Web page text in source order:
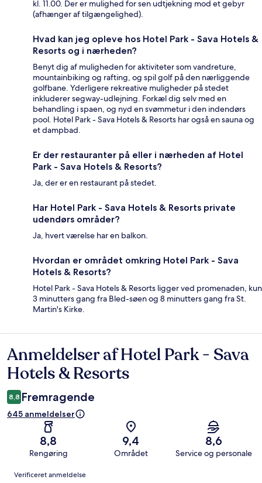
kl. 11.00. Der er mulighed for sen udtjekning mod et gebyr
(afhænger af tilgængelighed).
Hvad kan jeg opleve hos Hotel Park - Sava Hotels &
Resorts og i nærheden?
Benyt dig af muligheden for aktiviteter som vandreture,
mountainbiking og rafting, og spil golf på den nærliggende
golfbane. Yderligere rekreative muligheder på stedet
inkluderer segway-udlejning. Forkæl dig selv med en
behandling i spaen, og nyd en svømmetur i den indendørs
pool. Hotel Park - Sava Hotels & Resorts har også en sauna og
et dampbad.
Er der restauranter på eller i nærheden af Hotel
Park - Sava Hotels & Resorts?
Ja, der er en restaurant på stedet.
Har Hotel Park - Sava Hotels & Resorts private
udendørs områder?
Ja, hvert værelse har en balkon.
Hvordan er området omkring Hotel Park - Sava
Hotels & Resorts?
Hotel Park - Sava Hotels & Resorts ligger ved promenaden, kun
3 minutters gang fra Bled-søen og 8 minutters gang fra St.
Martin's Kirke.
Anmeldelser
Anmeldelser af Hotel Park - Sava
Hotels & Resorts
8,8 Fremragende
645 anmeldelser
8,8
Rengøring
9,4
Området
8,6
Service og personale
Anmeldelser
Verificeret anmeldelse